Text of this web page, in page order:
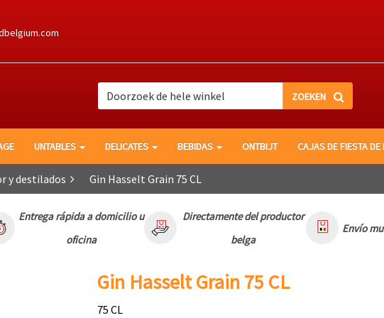
search
search
UNTABLES DELICATES BEBIDAS ONTBIJT CAJAS DE FIESTA DE
y destilados Gin Hasselt Grain 75 CL
Entrega rápida a domicilio u
oficina
Directamente del productor
belga
Envío
Gin Hasselt Grain 75 CL
75 CL